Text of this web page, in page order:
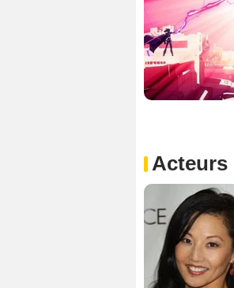
Acteurs